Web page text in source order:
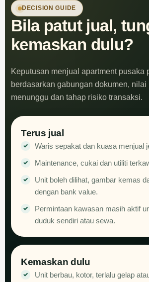
DECISION GUIDE
Bila patut jual,
kemaskan dulu?
Keputusan menjual apartment pusaka
berdasarkan gabungan dokumen, nilai
menunggu dan tahap risiko transaksi.
Terus jual
Waris sepakat dan kuasa menjual
Maintenance, cukai dan utiliti
Unit boleh dilihat, gambar kemas
dengan bank value.
Permintaan kawasan masih aktif
duduk sendiri atau sewa.
Kemaskan dulu
Unit berbau, kotor, terlalu gelap